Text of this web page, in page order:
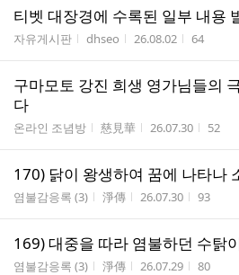
티벳 대장경에 수록된 일부 내용
게시판명
자유게시판 작성자
dhseo 작성시간
26.08.02 조회수
64
구마모토 강진 희생 영가님들의
다
게시판명
온라인 조념방 작성자
慈見華 작성시간
26.07.30 조회수
52
170) 닭이 왕생하여 꿈에 나타나
게시판명
염불감응록 (3) 작성자
淨傳 작성시간
26.07.30 조회수
93
169) 대중을 따라 염불하던 수탉
게시판명
염불감응록 (3) 작성자
淨傳 작성시간
26.07.29 조회수
80